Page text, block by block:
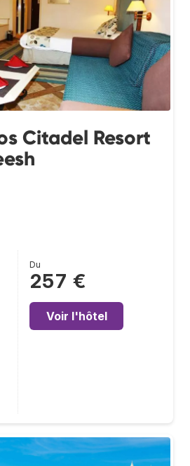
Citadel Resort
Du
257 €
Voir l'hôtel